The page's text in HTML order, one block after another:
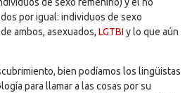
por igual: individuos de sexo
ambos, asexuados, LGTBIy lo que aún
bien podíamos los lingüistas
para llamar a las cosas por su